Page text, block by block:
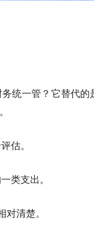
统一管？它替代的
估。
类支出。
清楚。